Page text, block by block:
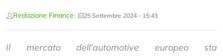
Redazione Finance 25 Settembre 2024 - 15:43
Il mercato dell’automotive europeo sta